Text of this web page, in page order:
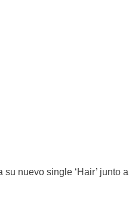
su nuevo single ‘Hair’ junto